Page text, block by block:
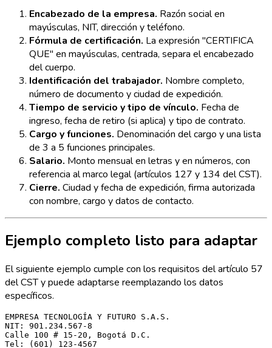
Encabezado de la empresa. Razón social en
mayúsculas, NIT, dirección y teléfono.
Fórmula de certificación. La expresión "CERTIFICA
QUE" en mayúsculas, centrada, separa el encabezado
del cuerpo.
Identificación del trabajador. Nombre completo,
número de documento y ciudad de expedición.
Tiempo de servicio y tipo de vínculo. Fecha de
ingreso, fecha de retiro (si aplica) y tipo de contrato.
Cargo y funciones. Denominación del cargo y una lista
de 3 a 5 funciones principales.
Salario. Monto mensual en letras y en números, con
referencia al marco legal (artículos 127 y 134 del CST).
Cierre. Ciudad y fecha de expedición, firma autorizada
con nombre, cargo y datos de contacto.
Ejemplo completo listo para adaptar
El siguiente ejemplo cumple con los requisitos del artículo 57
del CST y puede adaptarse reemplazando los datos
específicos.
EMPRESA TECNOLOGÍA Y FUTURO S.A.S.
NIT: 901.234.567-8
Calle 100 # 15-20, Bogotá D.C.
Tel: (601) 123-4567